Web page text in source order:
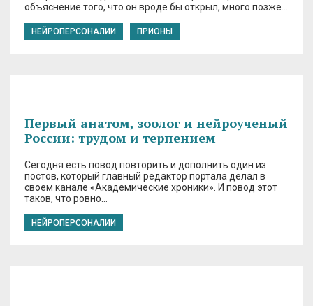
объяснение того, что он вроде бы открыл, много позже…
НЕЙРОПЕРСОНАЛИИ ПРИОНЫ
Первый анатом, зоолог и нейроученый
России: трудом и терпением
Сегодня есть повод повторить и дополнить один из
постов, который главный редактор портала делал в
своем канале «Академические хроники». И повод этот
таков, что ровно…
НЕЙРОПЕРСОНАЛИИ